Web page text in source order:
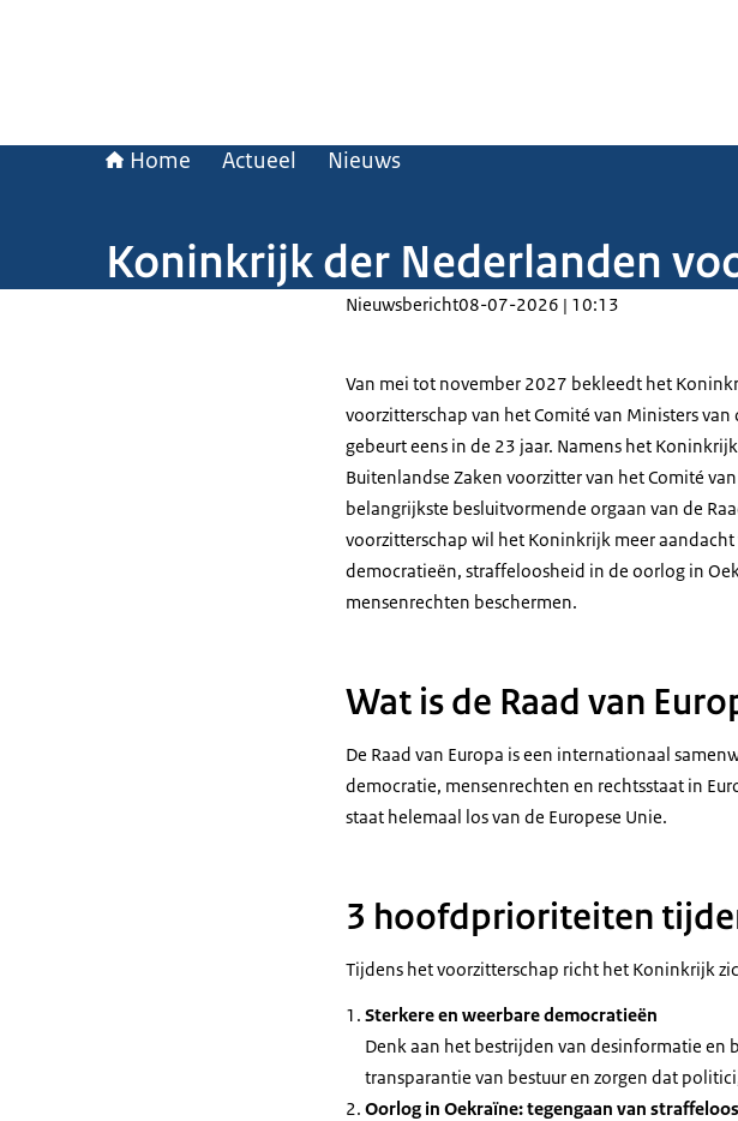
Home Actueel Nieuws
Koninkrijk der Nederlanden
Nieuwsbericht08-07-2026 | 10:13
Van mei tot november 2027 bekleedt het
voorzitterschap van het Comité van Ministers van
gebeurt eens in de 23 jaar. Namens het
Buitenlandse Zaken voorzitter van het Comité
belangrijkste besluitvormende orgaan van de
voorzitterschap wil het Koninkrijk meer aandacht
democratieën, straffeloosheid in de oorlog in
mensenrechten beschermen.
Wat is de Raad van
De Raad van Europa is een internationaal
democratie, mensenrechten en rechtsstaat in
staat helemaal los van de Europese Unie.
3 hoofdprioriteiten
Tijdens het voorzitterschap richt het Koninkrijk
Sterkere en weerbare democratieën
Denk aan het bestrijden van desinformatie
transparantie van bestuur en zorgen dat
Oorlog in Oekraïne: tegengaan van